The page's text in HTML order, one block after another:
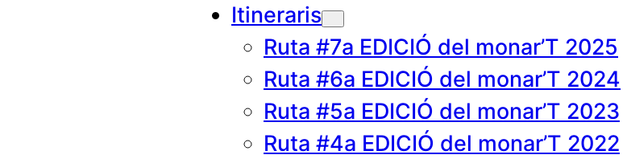
Itineraris
Ruta #7a EDICIÓ del monar’T 2025
Ruta #6a EDICIÓ del monar’T 2024
Ruta #5a EDICIÓ del monar’T 2023
Ruta #4a EDICIÓ del monar’T 2022